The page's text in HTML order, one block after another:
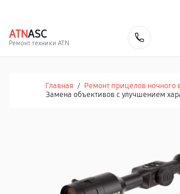
ATNASC
Ремонт техники ATN
Главная / Ремонт прицелов ночного
Замена объективов с улучшением